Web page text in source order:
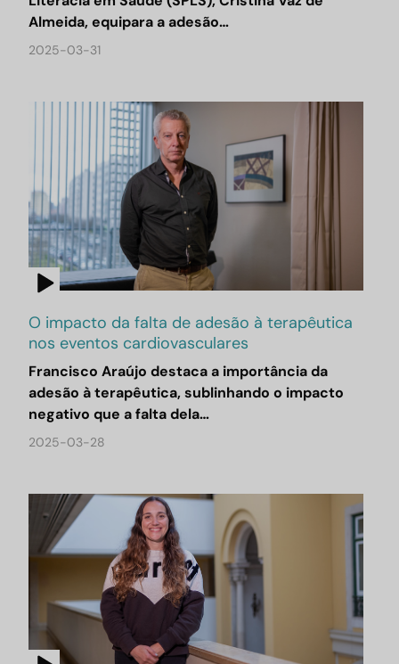
Almeida, equipara a adesão…
2025-03-31
O impacto da falta de adesão à terapêutica
nos eventos cardiovasculares
Francisco Araújo destaca a importância da
adesão à terapêutica, sublinhando o impacto
negativo que a falta dela…
2025-03-28